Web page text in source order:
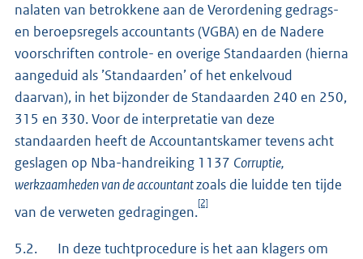
nalaten van betrokkene aan de Verordening gedrags-
en beroepsregels accountants (VGBA) en de Nadere
voorschriften controle- en overige Standaarden (hierna
aangeduid als ’Standaarden’ of het enkelvoud
daarvan), in het bijzonder de Standaarden 240 en 250,
315 en 330. Voor de interpretatie van deze
standaarden heeft de Accountantskamer tevens acht
geslagen op Nba-handreiking 1137 Corruptie,
werkzaamheden van de accountantzoals die luidde ten tijde
van de verweten gedragingen.
[2]
5.2. In deze tuchtprocedure is het aan klagers om